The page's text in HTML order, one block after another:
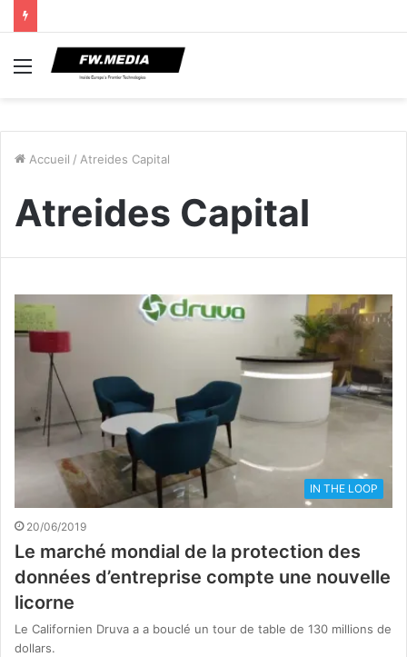
Menu
Accueil / Atreides Capital
Atreides Capital
IN THE LOOP
20/06/2019
Le marché mondial de la protection des
données d’entreprise compte une nouvelle
licorne
Le Californien Druva a a bouclé un tour de table de 130 millions de
dollars.